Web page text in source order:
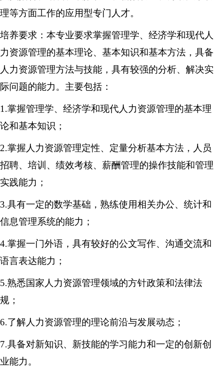
理等方面工作的应用型专门人才。
培养要求：本专业要求掌握管理学、经济学和现代人
力资源管理的基本理论、基本知识和基本方法，具备
人力资源管理方法与技能，具有较强的分析、解决实
际问题的能力。主要包括：
1.掌握管理学、经济学和现代人力资源管理的基本理
论和基本知识；
2.掌握人力资源管理定性、定量分析基本方法，人员
招聘、培训、绩效考核、薪酬管理的操作技能和管理
实践能力；
3.具有一定的数学基础，熟练使用相关办公、统计和
信息管理系统的能力；
4.掌握一门外语，具有较好的公文写作、沟通交流和
语言表达能力；
5.熟悉国家人力资源管理领域的方针政策和法律法
规；
6.了解人力资源管理的理论前沿与发展动态；
7.具备对新知识、新技能的学习能力和一定的创新创
业能力。